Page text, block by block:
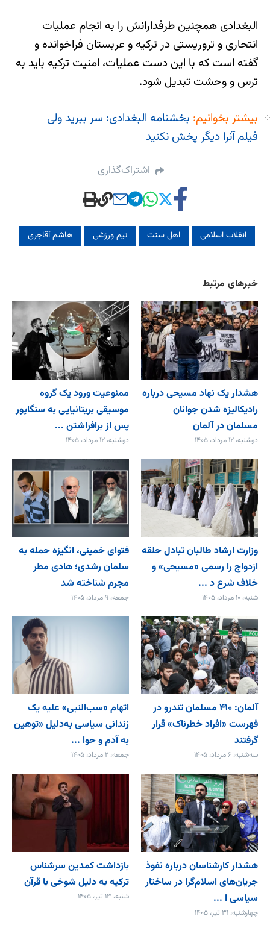
البغدادی همچنین طرفدارانش را به انجام عملیات
انتحاری و تروریستی در ترکیه و عربستان فراخوانده و
گفته است که با این دست عملیات، امنیت ترکیه باید به
ترس و وحشت تبدیل شود.
بیشتر بخوانیم: بخشنامه البغدادی: سر ببرید ولی
فیلم آنرا دیگر پخش نکنید
اشتراک‌گذاری
انقلاب اسلامی اهل سنت تیم ورزشی هاشم آقاجری
خبرهای مرتبط
هشدار یک نهاد مسیحی درباره
رادیکالیزه شدن جوانان
مسلمان در آلمان
دوشنبه، ۱۲ مرداد، ۱۴۰۵
ممنوعیت ورود یک گروه
موسیقی بریتانیایی به سنگاپور
پس از برافراشتن ...
دوشنبه، ۱۲ مرداد، ۱۴۰۵
وزارت ارشاد طالبان تبادل حلقه
ازدواج را رسمی «مسیحی» و
خلاف شرع د ...
شنبه، ۱۰ مرداد، ۱۴۰۵
فتوای خمینی، انگیزه حمله به
سلمان رشدی؛ هادی مطر
مجرم شناخته شد
جمعه، ۹ مرداد، ۱۴۰۵
آلمان: ۴۱۰ مسلمان تندرو در
فهرست «افراد خطرناک» قرار
گرفتند
سه‌شنبه، ۶ مرداد، ۱۴۰۵
اتهام «سب‌النبی» علیه یک
زندانی سیاسی به‌دلیل «توهین
به آدم و حوا ...
جمعه، ۲ مرداد، ۱۴۰۵
هشدار کارشناسان درباره نفوذ
جریان‌های اسلام‌گرا در ساختار
سیاسی ا ...
چهارشنبه، ۳۱ تیر، ۱۴۰۵
بازداشت کمدین سرشناس
ترکیه به دلیل شوخی با قرآن
شنبه، ۱۳ تیر، ۱۴۰۵